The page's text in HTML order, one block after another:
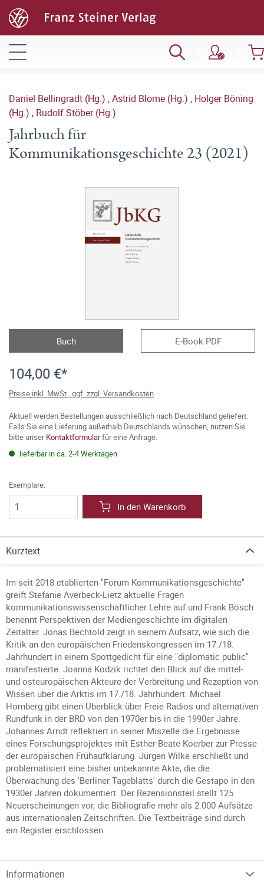
Daniel Bellingradt (Hg.) ,Astrid Blome (Hg.) , Holger Böning
(Hg.) , Rudolf Stöber (Hg.)
Jahrbuch für
Kommunikationsgeschichte 23 (2021)
Buch E-Book PDF
104,00 €*
Preise inkl. MwSt., ggf. zzgl. Versandkosten
Aktuell werden Bestellungen ausschließlich nach Deutschland geliefert.
Falls Sie eine Lieferung außerhalb Deutschlands wünschen, nutzen Sie
bitte unserKontaktformularfür eine Anfrage.
lieferbar in ca. 2-4 Werktagen
Exemplare:
In den Warenkorb
Kurztext
Im seit 2018 etablierten "Forum Kommunikationsgeschichte"
greift Stefanie Averbeck-Lietz aktuelle Fragen
kommunikationswissenschaftlicher Lehre auf und Frank Bösch
benennt Perspektiven der Mediengeschichte im digitalen
Zeitalter. Jonas Bechtold zeigt in seinem Aufsatz, wie sich die
Kritik an den europäischen Friedenskongressen im 17./18.
Jahrhundert in einem Spottgedicht für eine "diplomatic public"
manifestierte. Joanna Kodzik richtet den Blick auf die mittel-
und osteuropäischen Akteure der Verbreitung und Rezeption von
Wissen über die Arktis im 17./18. Jahrhundert. Michael
Homberg gibt einen Überblick über Freie Radios und alternativen
Rundfunk in der BRD von den 1970er bis in die 1990er Jahre.
Johannes Arndt reflektiert in seiner Miszelle die Ergebnisse
eines Forschungsprojektes mit Esther-Beate Koerber zur Presse
der europäischen Frühaufklärung. Jürgen Wilke erschließt und
problematisiert eine bisher unbekannte Akte, die die
Überwachung des 'Berliner Tageblatts' durch die Gestapo in den
1930er Jahren dokumentiert. Der Rezensionsteil stellt 125
Neuerscheinungen vor, die Bibliografie mehr als 2.000 Aufsätze
aus internationalen Zeitschriften. Die Textbeiträge sind durch
ein Register erschlossen.
Informationen